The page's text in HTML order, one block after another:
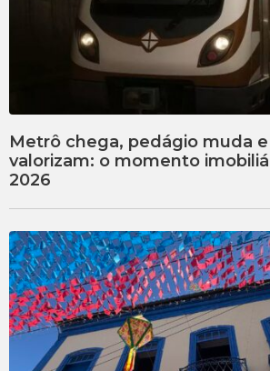
Metrô chega, pedágio muda
valorizam: o momento
2026